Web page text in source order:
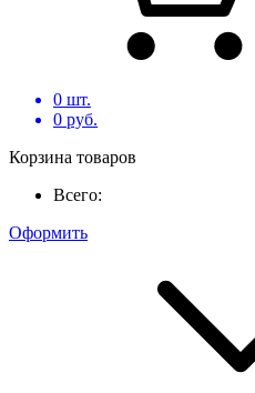
0 шт.
0 руб.
Корзина товаров
Всего:
Оформить